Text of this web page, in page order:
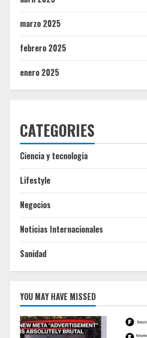
marzo 2025
febrero 2025
enero 2025
CATEGORIES
Ciencia y tecnologia
Lifestyle
Negocios
Noticias Internacionales
Sanidad
YOU MAY HAVE MISSED